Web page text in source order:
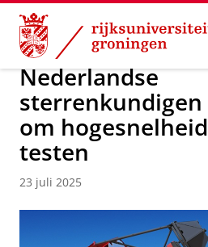
Skip
Content
Skip
Navigation
Onderzoek Kapteyn Instituut
Nederlandse
sterrenkundigen
om
testen
23 juli 2025